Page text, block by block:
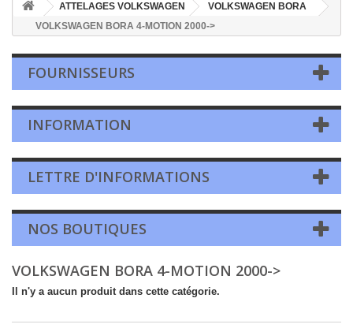
ATTELAGES VOLKSWAGEN
VOLKSWAGEN BORA
VOLKSWAGEN BORA 4-MOTION 2000->
FOURNISSEURS
INFORMATION
LETTRE D'INFORMATIONS
NOS BOUTIQUES
VOLKSWAGEN BORA 4-MOTION 2000->
Il n'y a aucun produit dans cette catégorie.